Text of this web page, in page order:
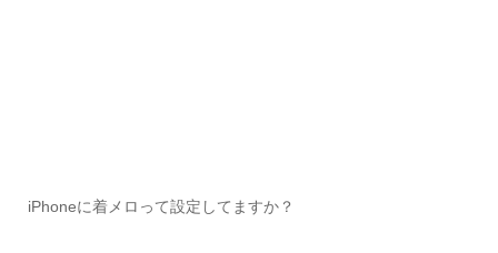
iPhoneに着メロって設定してますか？